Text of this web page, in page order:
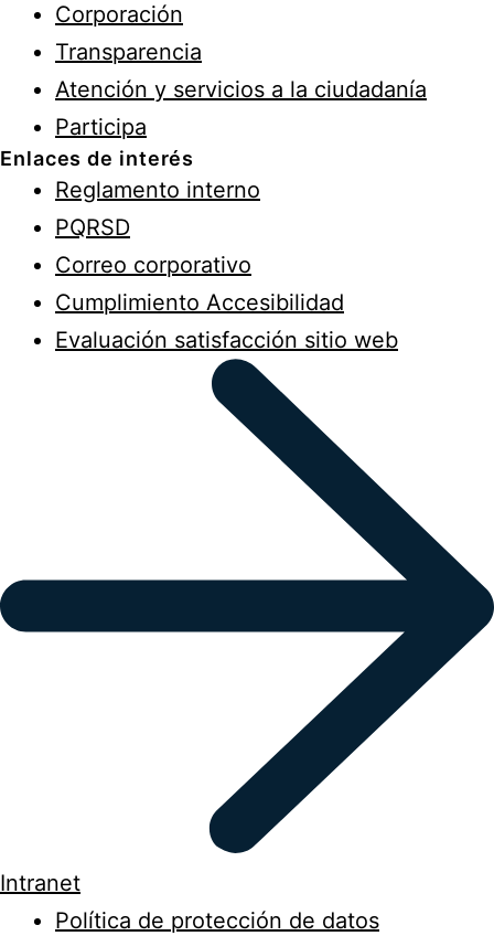
Corporación
Transparencia
Atención y servicios a la ciudadanía
Participa
Enlaces de interés
Reglamento interno
PQRSD
Correo corporativo
Cumplimiento Accesibilidad
Evaluación satisfacción sitio web
Intranet
Política de protección de datos